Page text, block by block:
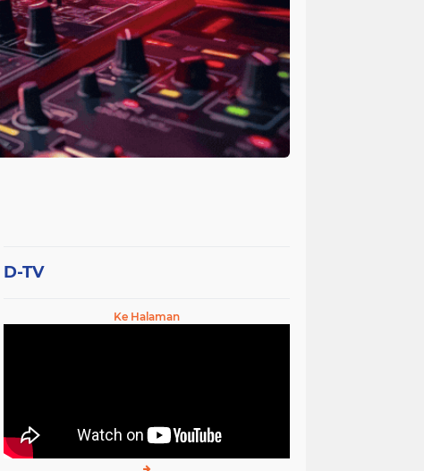
D-TV
Ke Halaman